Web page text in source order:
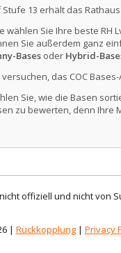
Stufe 13 erhält das
wählen Sie Ihre beste RH
Sie außerdem ganz
Basesoder Hybrid-
versuchen, das COC
Sie, wie die Basen
zu bewerten, denn Ihre
offiziell und nicht von
| Rückkopplung| Privacy